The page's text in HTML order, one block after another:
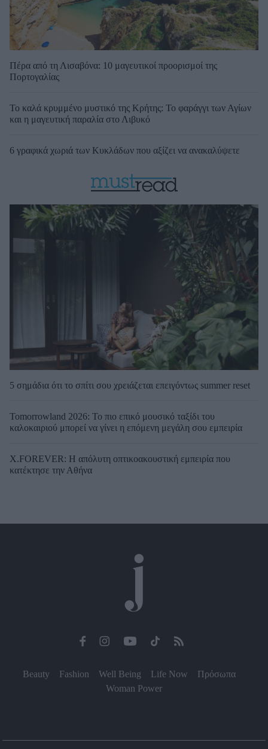
Πέρα από τη Λισαβόνα: 10 μαγευτικοί προορισμοί της
Πορτογαλίας
Το καλά κρυμμένο μυστικό της Κρήτης: Το φαράγγι των Αγίων
και η μαγευτική παραλία στο Λιβυκό
6 γραφικά χωριά των Κυκλάδων που αξίζει να ανακαλύψετε
5 σημάδια ότι το σπίτι σου χρειάζεται επειγόντως summer reset
Tomorrowland 2026: Το πιο επικό μουσικό ταξίδι του
καλοκαιριού μπορεί να γίνει η επόμενη μεγάλη σου εμπειρία
X.FOREVER: Η απόλυτη οπτικοακουστική εμπειρία που
κατέκτησε την Αθήνα
Beauty Fashion Well Being Life Now
Πρόσωπα
Woman Power